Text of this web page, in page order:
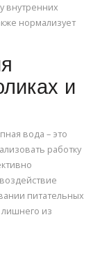
внутренних
нормализует
и
вода – это
работку
питательных
из